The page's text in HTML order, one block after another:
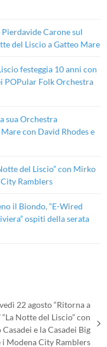
Carone sul
del Liscio a Gatteo Mare
festeggia 10 anni con
POPular Folk Orchestra
sua Orchestra
con David Rhodes e
del Liscio” con Mirko
City Ramblers
il Biondo, “E-Wired
ospiti della serata
22 agosto “Ritorna a
“La Notte del Liscio” con
e la Casadei Big
i Modena City Ramblers